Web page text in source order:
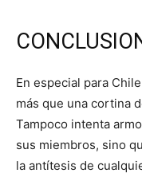
En especial para
más que una cortina
Tampoco intenta
sus miembros, sino
la antítesis de